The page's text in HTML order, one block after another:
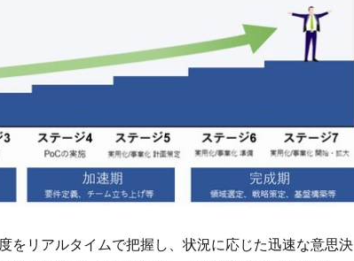
をリアルタイムで把握し、状況に応じた迅速な意思決